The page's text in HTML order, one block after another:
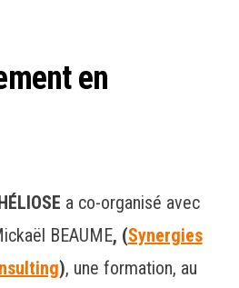
en
a co-organisé avec
BEAUME, (Synergies
), une formation, au